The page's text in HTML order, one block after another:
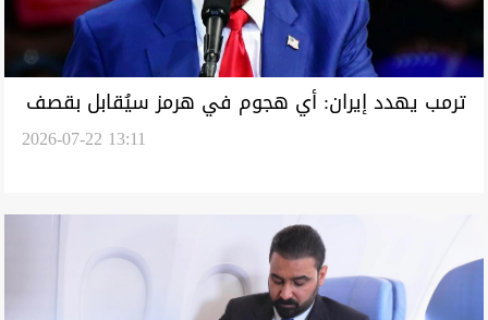
ترمب يهدد إيران: أي هجوم في هرمز سيُقابل بقصف
2026-07-22 13:11